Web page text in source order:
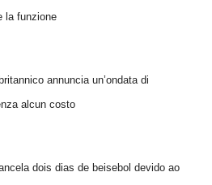
la funzione
annuncia un’ondata di
alcun costo
dois dias de beisebol devido ao